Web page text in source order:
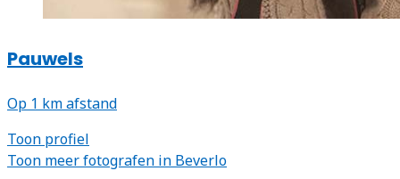
Pauwels
Op 1 km afstand
Toon profiel
Toon meer fotografen in Beverlo